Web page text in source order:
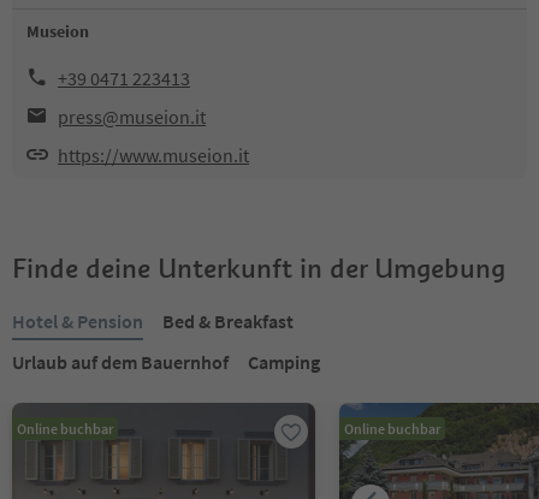
Museion
+39 0471 223413
press@museion.it
https://www.museion.it
Finde deine Unterkunft in der Umgebung
Hotel & Pension
Bed & Breakfast
Urlaub auf dem Bauernhof
Camping
Online buchbar Online buchbar